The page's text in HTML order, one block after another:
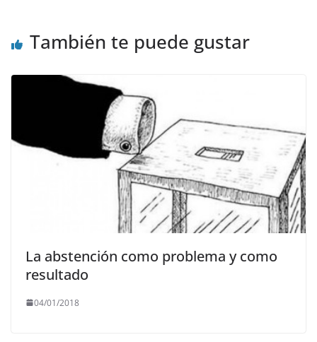
También te puede gustar
La abstención como problema y como
resultado
04/01/2018